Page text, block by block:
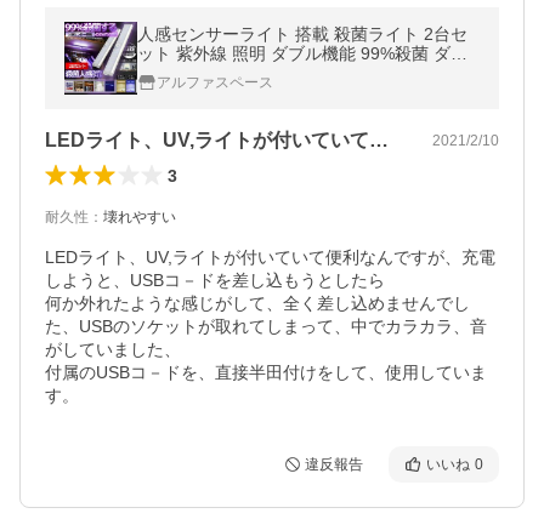
人感センサーライト 搭載 殺菌ライト 2台セ
ット 紫外線 照明 ダブル機能 99%殺菌 ダニ
除去 キッチン 消臭 クローゼット 2-ZISISAKI
N アルファスペース
LEDライト、UV,ライトが付いていて… 2021/2/10
3
耐久性 ： 壊れやすい
LEDライト、UV,ライトが付いていて便利なんですが、充電
しようと、USBコ－ドを差し込もうとしたら
何か外れたような感じがして、全く差し込めませんでし
た、USBのソケットが取れてしまって、中でカラカラ、音
がしていました、
付属のUSBコ－ドを、直接半田付けをして、使用していま
す。
違反報告 いいね 0